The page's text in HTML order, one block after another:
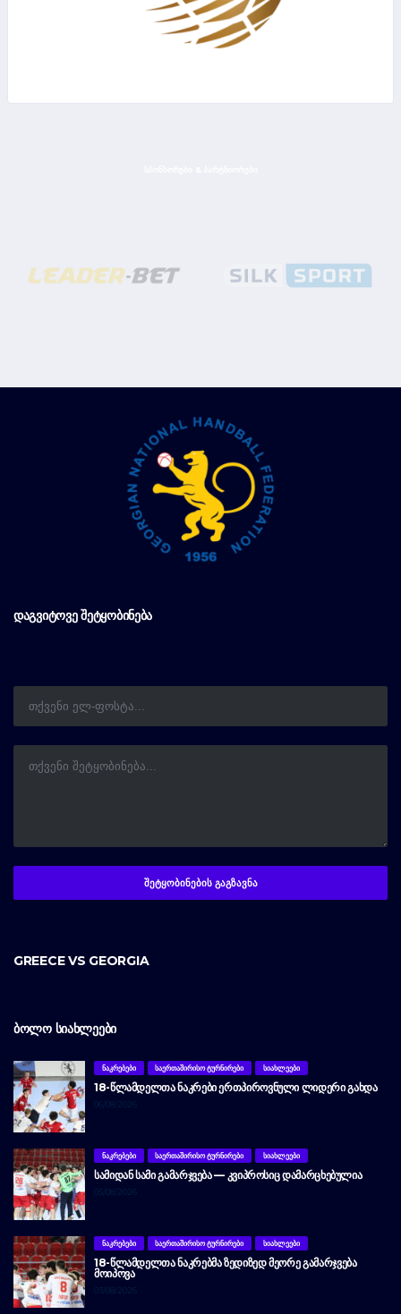
ᲓᲐᲒᲕᲘᲢᲝᲕᲔ ᲨᲔᲢᲧᲝᲑᲘᲜᲔᲑᲐ
GREECE VS GEORGIA
ᲑᲝᲚᲝ ᲡᲘᲐᲮᲚᲔᲔᲑᲘ
ᲜᲐᲙᲠᲔᲑᲔᲑᲘ ᲡᲐᲔᲠᲗᲐᲨᲘᲠᲘᲡᲝ ᲢᲣᲠᲜᲘᲠᲔᲑᲘ ᲡᲘᲐᲮᲚᲔᲔᲑᲘ
18-ᲬᲚᲐᲛᲓᲔᲚᲗᲐ ᲜᲐᲙᲠᲔᲑᲘ ᲔᲠᲗᲞᲘᲠᲝᲕᲜᲣᲚᲘ ᲚᲘᲓᲔᲠᲘ ᲒᲐᲮᲓᲐ
06/08/2026
ᲜᲐᲙᲠᲔᲑᲔᲑᲘ ᲡᲐᲔᲠᲗᲐᲨᲘᲠᲘᲡᲝ ᲢᲣᲠᲜᲘᲠᲔᲑᲘ ᲡᲘᲐᲮᲚᲔᲔᲑᲘ
ᲡᲐᲛᲘᲓᲐᲜ ᲡᲐᲛᲘ ᲒᲐᲛᲐᲠᲯᲕᲔᲑᲐ — ᲙᲕᲘᲞᲠᲝᲡᲘᲪ ᲓᲐᲛᲐᲠᲪᲮᲔᲑᲣᲚᲘᲐ
05/08/2026
ᲜᲐᲙᲠᲔᲑᲔᲑᲘ ᲡᲐᲔᲠᲗᲐᲨᲘᲠᲘᲡᲝ ᲢᲣᲠᲜᲘᲠᲔᲑᲘ ᲡᲘᲐᲮᲚᲔᲔᲑᲘ
18-ᲬᲚᲐᲛᲓᲔᲚᲗᲐ ᲜᲐᲙᲠᲔᲑᲛᲐ ᲖᲔᲓᲘᲖᲔᲓ ᲛᲔᲝᲠᲔ ᲒᲐᲛᲐᲠᲯᲕᲔᲑᲐ
ᲛᲝᲘᲞᲝᲕᲐ
03/08/2026